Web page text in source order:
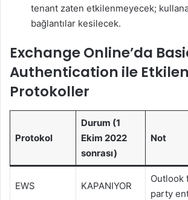
tenant zaten etkilenmeyecek;
bağlantılar kesilecek.
Exchange Online’da
Authentication ile
Protokoller
Protokol
Durum (1
Ekim 2022
sonrası)
Not
EWS KAPANIYOR
Outlook
party